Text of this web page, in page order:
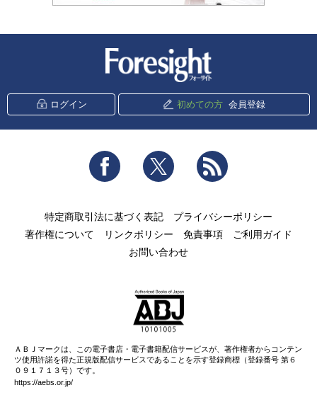
ログイン 初めての方 会員登録
Facebook Twitter
特定商取引法に基づく表記
プライバシーポリシー
著作権について
リンクポリシー 免責事項
ご利用ガイド
お問い合わせ
ＡＢＪマークは、この電子書店・電子書籍配信サービスが、著作権者からコンテン
ツ使用許諾を得た正規版配信サービスであることを示す登録商標（登録番号 第６
０９１７１３号）です。
https://aebs.or.jp/